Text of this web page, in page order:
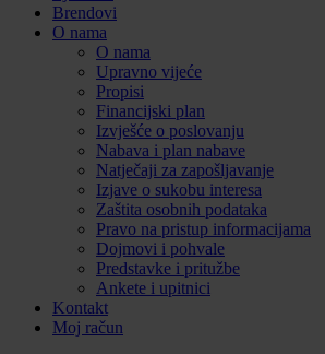
Brendovi
O nama
O nama
Upravno vijeće
Propisi
Financijski plan
Izvješće o poslovanju
Nabava i plan nabave
Natječaji za zapošljavanje
Izjave o sukobu interesa
Zaštita osobnih podataka
Pravo na pristup informacijama
Dojmovi i pohvale
Predstavke i pritužbe
Ankete i upitnici
Kontakt
Moj račun